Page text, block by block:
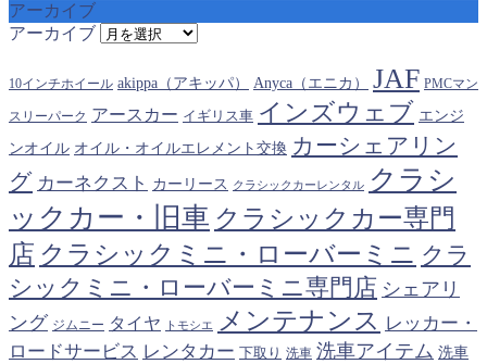
アーカイブ
アーカイブ
10インチホイール akippa（アキッパ） Anyca（エニカ） JAF PMCマン
スリーパーク アースカー イギリス車 インズウェブ エンジ
ンオイル オイル・オイルエレメント交換 カーシェアリン
グ カーネクスト カーリース クラシックカーレンタル
クラシ
ックカー・旧車 クラシックカー専門
店 クラシックミニ・ローバーミニ クラ
シックミニ・ローバーミニ専門店 シェアリ
ング ジムニー タイヤ トモシエ メンテナンス レッカー・
ロードサービス レンタカー 下取り 洗車 洗車アイテム 洗車